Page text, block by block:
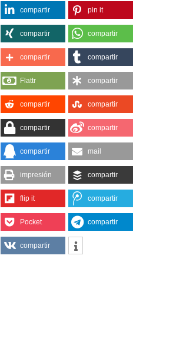
compartir pin it
compartir compartir
compartir compartir
Flattr compartir
compartir compartir
compartir compartir
compartir mail
impresión compartir
flip it compartir
Pocket compartir
compartir